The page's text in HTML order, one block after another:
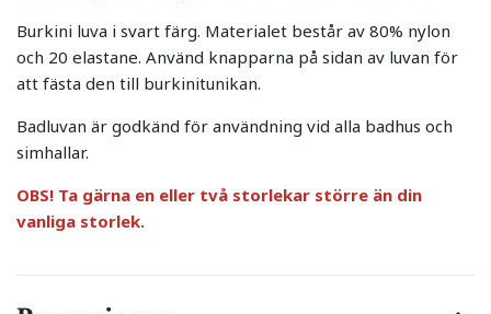
Burkini luva i svart färg. Materialet består av 80% nylon
och 20 elastane. Använd knapparna på sidan av luvan för
att fästa den till burkinitunikan.
Badluvan är godkänd för användning vid alla badhus och
simhallar.
OBS! Ta gärna en eller två storlekar större än din
vanliga storlek.